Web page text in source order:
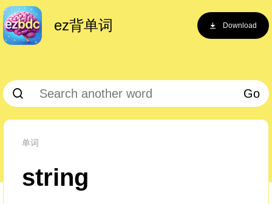
ez背单词 Download
Go
单词
string